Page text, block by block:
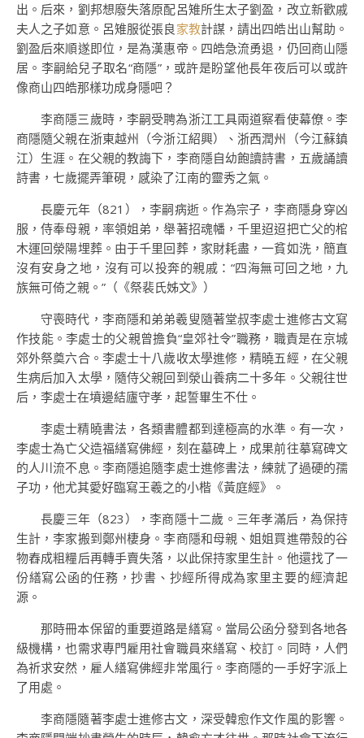
出。后來，劉邦想廢失落原配呂雉所生太子劉盈，改立新歡戚
夫人之子如意。呂雉服從張良家教計謀，請出四皓出山幫助。
劉盈后來順遂即位，是為漢惠帝。四皓急流勇退，仍回商山隱
居。李嗣給兒子取名“商隱”，或許是盼望他長年夜后可以或許
像商山四皓那樣功成身隱吧？
李商隱三歲時，李嗣受聘為浙江工具兩道察看使幕僚。李
商隱隨父親在浙東越州（今浙江紹興）、浙西潤州（今江蘇鎮
江）生涯。在父親的教誨下，李商隱自幼飽讀詩書，五歲誦讀
詩書，七歲擺弄筆硯，感染了江南的靈秀之氣。
長慶元年（821），李嗣病逝。作為宗子，李商隱身穿凶
服，侍奉母親，率領姐弟，舉著招魂幡，千里迢迢把亡父的棺
木運回滎陽埋葬。由于千里回葬，家財耗盡，一貧如洗，簡直
沒有安身之地，沒有可以投奔的親戚：“四海無可回之地，九
族無可倚之親。”（《祭裴氏姊文》）
守喪時代，李商隱和弟弟羲叟隨著堂叔李處士進修古文寫
作技能。李處士的父親曾擔負“皇郊社令”職務，職責是在京城
郊外祭奠六合。李處士十八歲收太學進修，精曉五經，在父親
生病后加入太學，隨侍父親回到滎山養病二十多年。父親往世
后，李處士在墳邊結廬守孝，起誓畢生不仕。
李處士精曉書法，各類書體都到達極高的水準。有一次，
李處士為亡父造福繕寫佛經，刻在墓碑上，成果前往摹寫碑文
的人川流不息。李商隱追隨李處士進修書法，練就了過硬的孺
子功，他尤其愛好臨寫王羲之的小楷《黃庭經》。
長慶三年（823），李商隱十二歲。三年孝滿后，為保持
生計，李家搬到鄭州棲身。李商隱和母親、姐姐買進帶殼的谷
物舂成粗糧后再轉手賣失落，以此保持家里生計。他還找了一
份繕寫公函的任務，抄書、抄經所得成為家里主要的經濟起
源。
那時冊本保留的重要道路是繕寫。當局公函分發到各地各
級機構，也需求專門雇用社會職員來繕寫、校訂。同時，人們
為祈求安然，雇人繕寫佛經非常風行。李商隱的一手好字派上
了用處。
李商隱隨著李處士進修古文，深受韓愈作文作風的影響。